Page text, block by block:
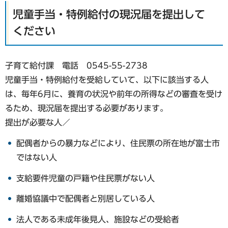
児童手当・特例給付の現況届を提出して
ください
子育て給付課 電話 0545-55-2738
児童手当・特例給付を受給していて、以下に該当する人
は、毎年6月に、養育の状況や前年の所得などの審査を受け
るため、現況届を提出する必要があります。
提出が必要な人／
配偶者からの暴力などにより、住民票の所在地が富士市
ではない人
支給要件児童の戸籍や住民票がない人
離婚協議中で配偶者と別居している人
法人である未成年後見人、施設などの受給者